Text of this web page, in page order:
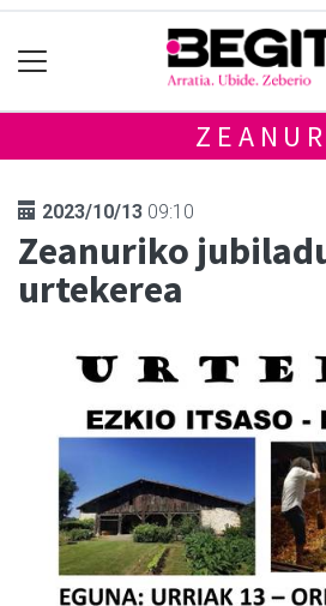
2023/10/13 09:10
Zeanuriko
urtekerea